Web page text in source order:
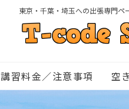
東京・千葉・埼玉への出張専門ペ
講習料金／注意事項 空